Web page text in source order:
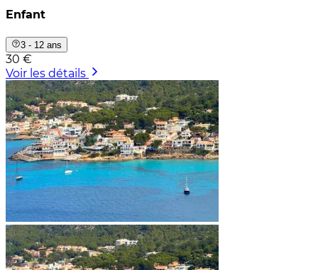
Enfant
3 - 12 ans
30 €
Voir les détails